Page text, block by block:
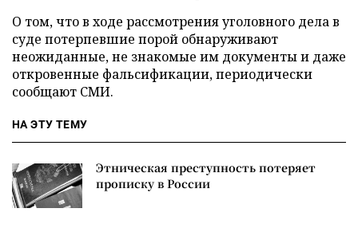
О том, что в ходе рассмотрения уголовного дела в
суде потерпевшие порой обнаруживают
неожиданные, не знакомые им документы и даже
откровенные фальсификации, периодически
сообщают СМИ.
НА ЭТУ ТЕМУ
Этническая преступность потеряет
прописку в России